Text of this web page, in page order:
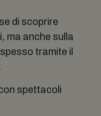
di scoprire
ma anche sulla
tramite il
spettacoli